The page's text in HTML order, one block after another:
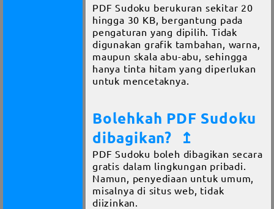
PDF Sudoku berukuran sekitar 20
hingga 30 KB, bergantung pada
pengaturan yang dipilih. Tidak
digunakan grafik tambahan, warna,
maupun skala abu-abu, sehingga
hanya tinta hitam yang diperlukan
untuk mencetaknya.
Bolehkah PDF Sudoku
dibagikan?
↥
PDF Sudoku boleh dibagikan secara
gratis dalam lingkungan pribadi.
Namun, penyediaan untuk umum,
misalnya di situs web, tidak
diizinkan.